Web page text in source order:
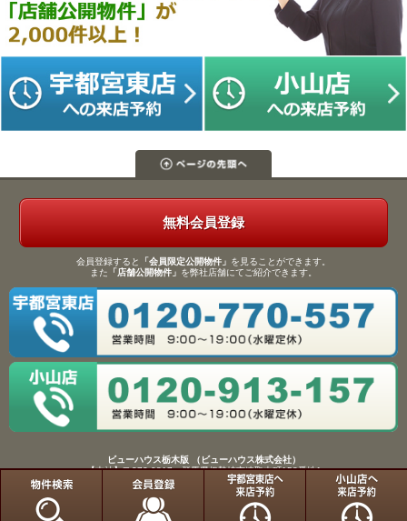
無料会員登録
会員登録すると 「会員限定公開物件」 を見ることができます。
また 「店舗公開物件」 を弊社店舗にてご紹介できます。
ビューハウス栃木版 （ビューハウス株式会社）
【本社】〒372-0817 群馬県伊勢崎市連取本町158番地1
TEL：0270-61-9133／FAX：0270-61-9155